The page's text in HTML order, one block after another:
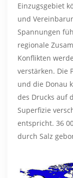
Einzugsgebiet
und
Spannungen
regionale
Konflikten
verstärken. Die
und die Donau
des Drucks auf
Superfizie
entspricht. 36
durch Salz